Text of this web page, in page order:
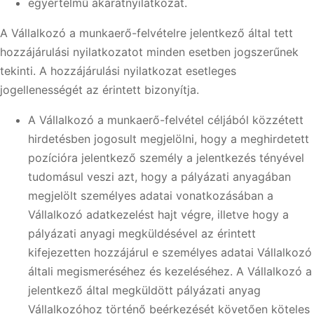
egyértelmű akaratnyilatkozat.
A Vállalkozó a munkaerő-felvételre jelentkező által tett
hozzájárulási nyilatkozatot minden esetben jogszerűnek
tekinti. A hozzájárulási nyilatkozat esetleges
jogellenességét az érintett bizonyítja.
A Vállalkozó a munkaerő-felvétel céljából közzétett
hirdetésben jogosult megjelölni, hogy a meghirdetett
pozícióra jelentkező személy a jelentkezés tényével
tudomásul veszi azt, hogy a pályázati anyagában
megjelölt személyes adatai vonatkozásában a
Vállalkozó adatkezelést hajt végre, illetve hogy a
pályázati anyagi megküldésével az érintett
kifejezetten hozzájárul e személyes adatai Vállalkozó
általi megismeréséhez és kezeléséhez. A Vállalkozó a
jelentkező által megküldött pályázati anyag
Vállalkozóhoz történő beérkezését követően köteles